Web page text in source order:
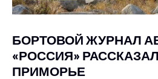
БОРТОВОЙ ЖУРНАЛ
«РОССИЯ»
ПРИМОРЬЕ